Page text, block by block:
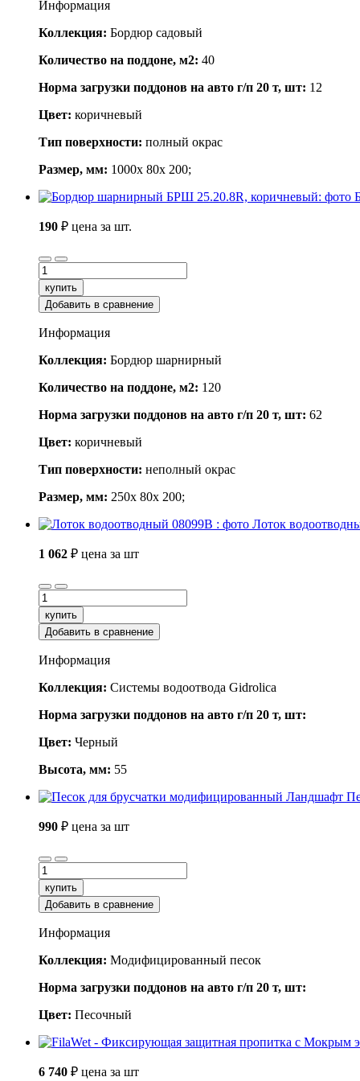
Информация
Коллекция: Бордюр садовый
Количество на поддоне, м2: 40
Норма загрузки поддонов на авто г/п 20 т, шт: 12
Цвет: коричневый
Тип поверхности: полный окрас
Размер, мм: 1000x 80x 200;
190 ₽ цена за шт.
купить
Добавить в сравнение
Информация
Коллекция: Бордюр шарнирный
Количество на поддоне, м2: 120
Норма загрузки поддонов на авто г/п 20 т, шт: 62
Цвет: коричневый
Тип поверхности: неполный окрас
Размер, мм: 250x 80x 200;
Лоток
1 062 ₽ цена за шт
купить
Добавить в сравнение
Информация
Коллекция: Системы водоотвода Gidrolica
Норма загрузки поддонов на авто г/п 20 т, шт:
Цвет: Черный
Высота, мм: 55
990 ₽ цена за шт
купить
Добавить в сравнение
Информация
Коллекция: Модифицированный песок
Норма загрузки поддонов на авто г/п 20 т, шт:
Цвет: Песочный
6 740 ₽ цена за шт